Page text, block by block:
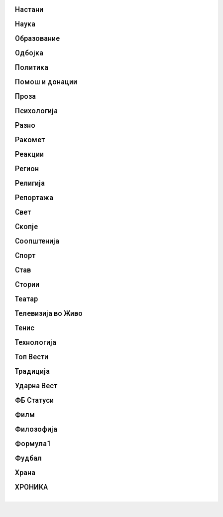
Настани
Наука
Образование
Одбојка
Политика
Помош и донации
Проза
Психологија
Разно
Ракомет
Реакции
Регион
Религија
Репортажа
Свет
Скопје
Соопштенија
Спорт
Став
Стории
Театар
Телевизија во Живо
Тенис
Технологија
Топ Вести
Традиција
Ударна Вест
ФБ Статуси
Филм
Филозофија
Формула1
Фудбал
Храна
ХРОНИКА